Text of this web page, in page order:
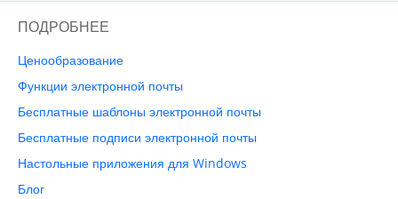
ПОДРОБНЕЕ
Ценообразование
Функции электронной почты
Бесплатные шаблоны электронной почты
Бесплатные подписи электронной почты
Настольные приложения для Windows
Блог